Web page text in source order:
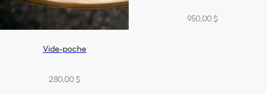
Vide-poche
280,00 $
950,00 $